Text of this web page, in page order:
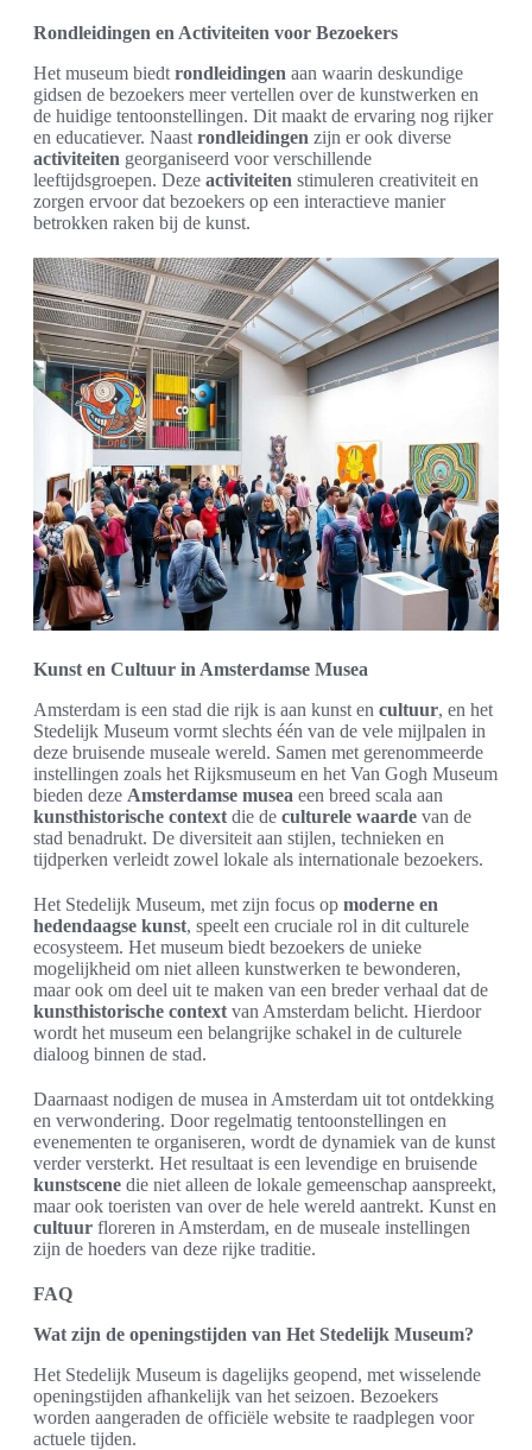
Rondleidingen en Activiteiten voor Bezoekers
Het museum biedt rondleidingen aan waarin deskundige
gidsen de bezoekers meer vertellen over de kunstwerken en
de huidige tentoonstellingen. Dit maakt de ervaring nog rijker
en educatiever. Naast rondleidingen zijn er ook diverse
activiteiten georganiseerd voor verschillende
leeftijdsgroepen. Deze activiteiten stimuleren creativiteit en
zorgen ervoor dat bezoekers op een interactieve manier
betrokken raken bij de kunst.
Kunst en Cultuur in Amsterdamse Musea
Amsterdam is een stad die rijk is aan kunst en cultuur, en het
Stedelijk Museum vormt slechts één van de vele mijlpalen in
deze bruisende museale wereld. Samen met gerenommeerde
instellingen zoals het Rijksmuseum en het Van Gogh Museum
bieden deze Amsterdamse musea een breed scala aan
kunsthistorische context die de culturele waarde van de
stad benadrukt. De diversiteit aan stijlen, technieken en
tijdperken verleidt zowel lokale als internationale bezoekers.
Het Stedelijk Museum, met zijn focus op moderne en
hedendaagse kunst, speelt een cruciale rol in dit culturele
ecosysteem. Het museum biedt bezoekers de unieke
mogelijkheid om niet alleen kunstwerken te bewonderen,
maar ook om deel uit te maken van een breder verhaal dat de
kunsthistorische context van Amsterdam belicht. Hierdoor
wordt het museum een belangrijke schakel in de culturele
dialoog binnen de stad.
Daarnaast nodigen de musea in Amsterdam uit tot ontdekking
en verwondering. Door regelmatig tentoonstellingen en
evenementen te organiseren, wordt de dynamiek van de kunst
verder versterkt. Het resultaat is een levendige en bruisende
kunstscene die niet alleen de lokale gemeenschap aanspreekt,
maar ook toeristen van over de hele wereld aantrekt. Kunst en
cultuur floreren in Amsterdam, en de museale instellingen
zijn de hoeders van deze rijke traditie.
FAQ
Wat zijn de openingstijden van Het Stedelijk Museum?
Het Stedelijk Museum is dagelijks geopend, met wisselende
openingstijden afhankelijk van het seizoen. Bezoekers
worden aangeraden de officiële website te raadplegen voor
actuele tijden.